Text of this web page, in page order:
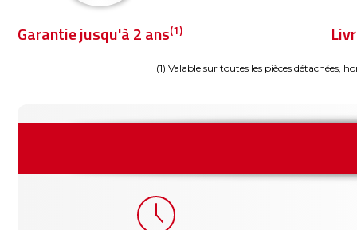
Garantie jusqu'à 2 ans(1)
(1) Valable sur toutes les pièces détachées,